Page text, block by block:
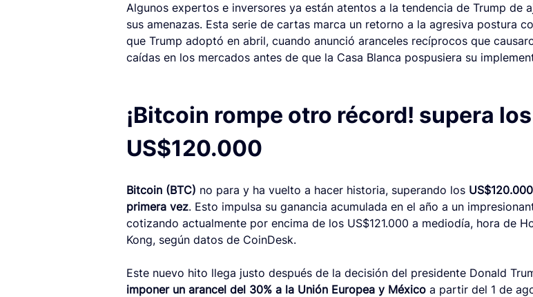
Algunos expertos e inversores ya están atentos a la tendencia de Trump de
sus amenazas. Esta serie de cartas marca un retorno a la agresiva postura
que Trump adoptó en abril, cuando anunció aranceles recíprocos que
caídas en los mercados antes de que la Casa Blanca pospusiera su
¡Bitcoin rompe otro récord! supera los
US$120.000
Bitcoin (BTC) no para y ha vuelto a hacer historia, superando los
primera vez. Esto impulsa su ganancia acumulada en el año a un
cotizando actualmente por encima de los US$121.000 a mediodía, hora de
Kong, según datos de CoinDesk.
Este nuevo hito llega justo después de la decisión del presidente Donald
imponer un arancel del 30% a la Unión Europea y México a partir del 1 de